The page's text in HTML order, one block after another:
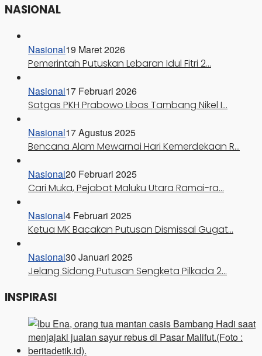
NASIONAL
Nasional19 Maret 2026
Pemerintah Putuskan Lebaran Idul Fitri 2…
Nasional17 Februari 2026
Satgas PKH Prabowo Libas Tambang Nikel I…
Nasional17 Agustus 2025
Bencana Alam Mewarnai Hari Kemerdekaan R…
Nasional20 Februari 2025
Cari Muka, Pejabat Maluku Utara Ramai-ra…
Nasional4 Februari 2025
Ketua MK Bacakan Putusan Dismissal Gugat…
Nasional30 Januari 2025
Jelang Sidang Putusan Sengketa Pilkada 2…
INSPIRASI